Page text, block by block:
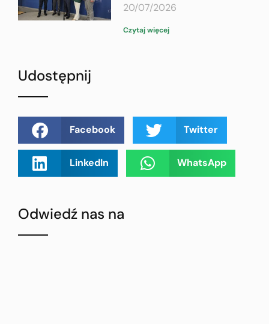
20/07/2026
Czytaj więcej
Udostępnij
Facebook Twitter
LinkedIn WhatsApp
Odwiedź nas na